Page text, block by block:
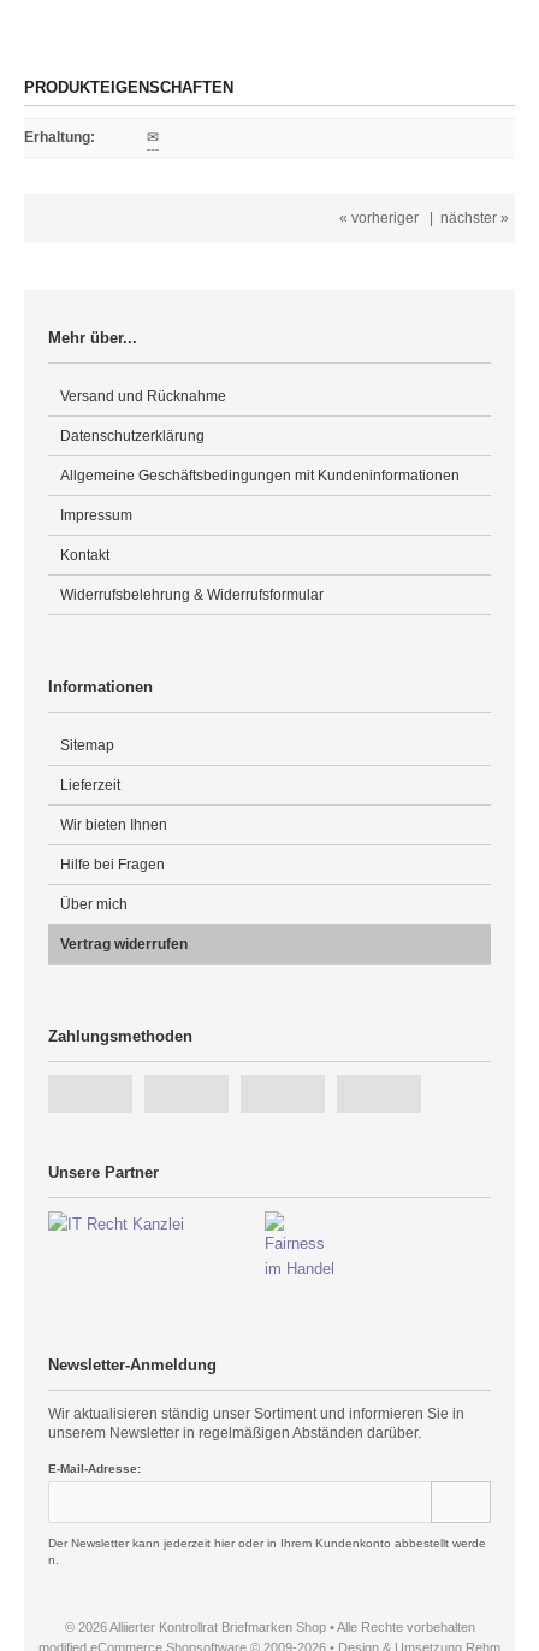
PRODUKTEIGENSCHAFTEN
Erhaltung: ✉
« vorheriger nächster »
Mehr über...
Versand und Rücknahme
Datenschutzerklärung
Allgemeine Geschäftsbedingungen mit Kundeninformationen
Impressum
Kontakt
Widerrufsbelehrung & Widerrufsformular
Informationen
Sitemap
Lieferzeit
Wir bieten Ihnen
Hilfe bei Fragen
Über mich
Vertrag widerrufen
Zahlungsmethoden
Unsere Partner
Newsletter-Anmeldung
Wir aktualisieren ständig unser Sortiment und informieren Sie in
unserem Newsletter in regelmäßigen Abständen darüber.
E-Mail-Adresse:
Der Newsletter kann jederzeit hier oder in Ihrem Kundenkonto abbestellt werde
n.
© 2026 Alliierter Kontrollrat Briefmarken Shop • Alle Rechte vorbehalten
modified eCommerce Shopsoftware © 2009-2026 • Design & Umsetzung Rehm